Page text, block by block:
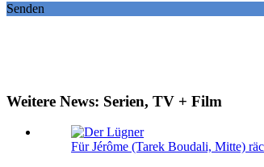
Senden
Weitere News: Serien, TV + Film
Für Jérôme (Tarek Boudali, Mitte)